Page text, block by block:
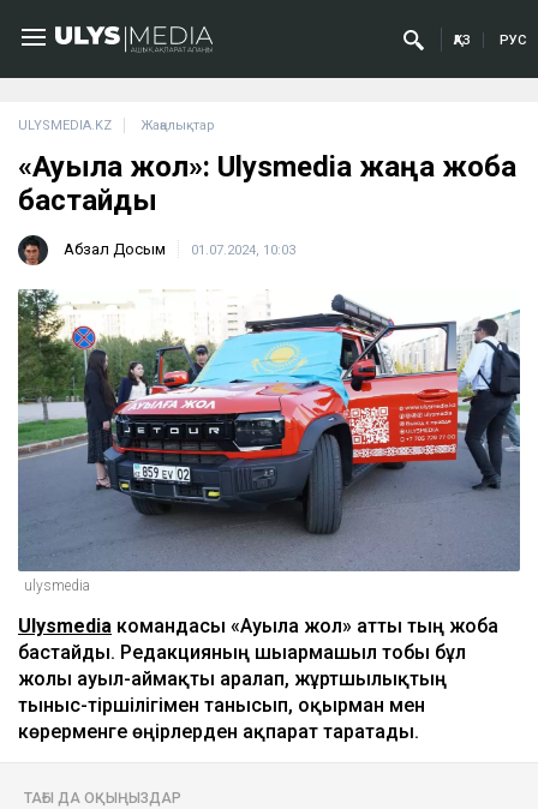
ҚАЗ РУС
ULYSMEDIA.KZ Жаңалықтар
«Ауылға жол»: Ulysmedia жаңа жоба
бастайды
Абзал Досым 01.07.2024, 10:03
ulysmedia
Ulysmedia командасы «Ауылға жол» атты тың жоба
бастайды. Редакцияның шығармашыл тобы бұл
жолы ауыл-аймақты аралап, жұртшылықтың
тыныс-тіршілігімен танысып, оқырман мен
көрерменге өңірлерден ақпарат таратады.
ТАҒЫ ДА ОҚЫҢЫЗДАР